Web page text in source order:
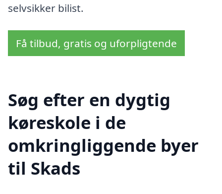
selvsikker bilist.
Få tilbud, gratis og uforpligtende
Søg efter en dygtig
køreskole i de
omkringliggende byer
til Skads